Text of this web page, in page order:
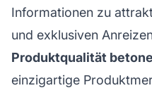
Informationen zu
und exklusiven
Produktqualität
einzigartige